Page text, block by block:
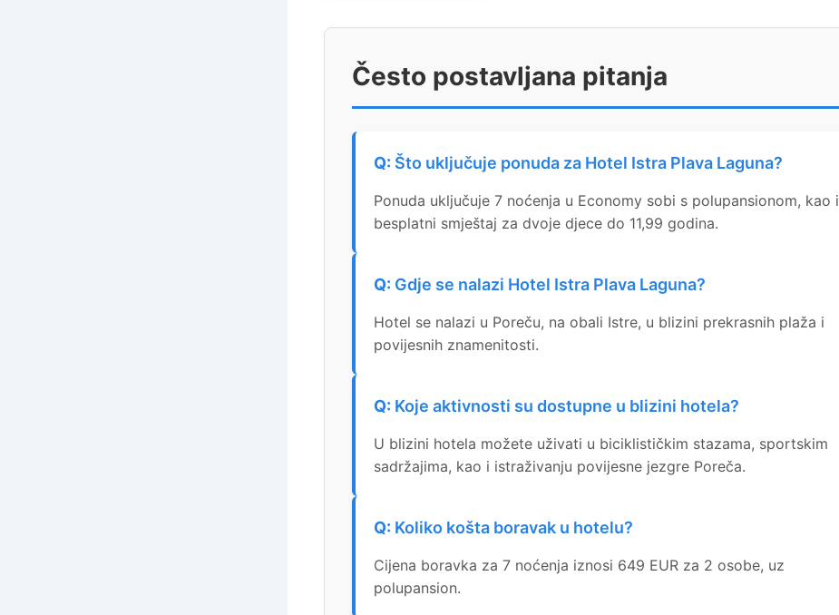
Često postavljana pitanja
Što uključuje ponuda za Hotel Istra Plava Laguna?
Ponuda uključuje 7 noćenja u Economy sobi s polupansionom, kao i
besplatni smještaj za dvoje djece do 11,99 godina.
Gdje se nalazi Hotel Istra Plava Laguna?
Hotel se nalazi u Poreču, na obali Istre, u blizini prekrasnih plaža i
povijesnih znamenitosti.
Koje aktivnosti su dostupne u blizini hotela?
U blizini hotela možete uživati u biciklističkim stazama, sportskim
sadržajima, kao i istraživanju povijesne jezgre Poreča.
Koliko košta boravak u hotelu?
Cijena boravka za 7 noćenja iznosi 649 EUR za 2 osobe, uz
polupansion.